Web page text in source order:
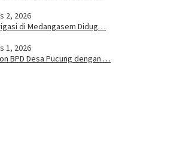
2, 2026
di Medangasem Didug…
1, 2026
BPD Desa Pucung dengan …